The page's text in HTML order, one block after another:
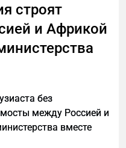
строят
и Африкой
без
между Россией и
вместе